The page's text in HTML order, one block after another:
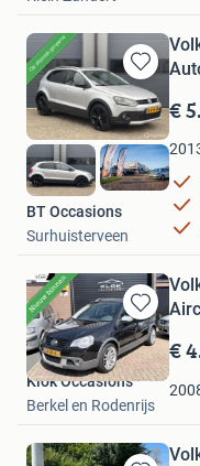
Bewaren
in
Mijn
Favorieten
€
BT Occasions
Surhuisterveen
Bewaren
in
Mijn
Favorieten
€
Klok Occasions
Berkel en Rodenrijs